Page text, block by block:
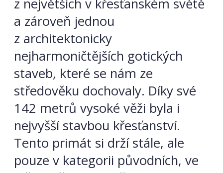
z největších v křesťanském světě
a zároveň jednou
z architektonicky
nejharmoničtějších gotických
staveb, které se nám ze
středověku dochovaly. Díky své
142 metrů vysoké věži byla i
nejvyšší stavbou křesťanství.
Tento primát si drží stále, ale
pouze v kategorii původních, ve